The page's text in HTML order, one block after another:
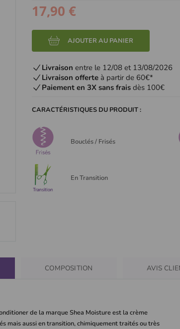
17,90 €
AJOUTER AU PANIER
Livraison entre le 12/08 et 13/08/2026
Livraison offerte à partir de 60€*
Paiement en 3X sans frais dès 100€
CARACTÉRISTIQUES DU PRODUIT :
Bouclés / Frisés
En Transition
COMPOSITION AVIS
de la marque Shea Moisture est la crème
mais aussi en transition, chimiquement traités ou très